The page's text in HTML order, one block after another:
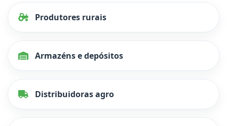
Produtores rurais
Armazéns e depósitos
Distribuidoras agro